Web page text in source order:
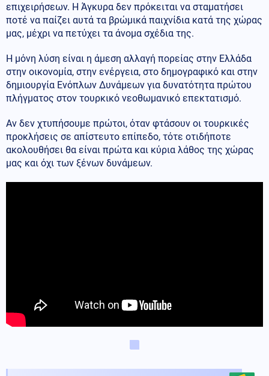
επιχειρήσεων. Η Άγκυρα δεν πρόκειται να σταματήσει
ποτέ να παίζει αυτά τα βρώμικά παιχνίδια κατά της χώρας
μας, μέχρι να πετύχει τα άνομα σχέδια της.
Η μόνη λύση είναι η άμεση αλλαγή πορείας στην Ελλάδα
στην οικονομία, στην ενέργεια, στο δημογραφικό και στην
δημιουργία Ενόπλων Δυνάμεων για δυνατότητα πρώτου
πλήγματος στον τουρκικό νεοθωμανικό επεκτατισμό.
Αν δεν χτυπήσουμε πρώτοι, όταν φτάσουν οι τουρκικές
προκλήσεις σε απίστευτο επίπεδο, τότε οτιδήποτε
ακολουθήσει θα είναι πρώτα και κύρια λάθος της χώρας
μας και όχι των ξένων δυνάμεων.